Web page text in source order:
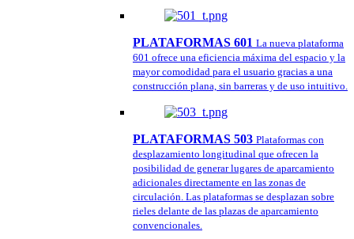
PLATAFORMAS 601 La nueva plataforma
601 ofrece una eficiencia máxima del espacio y la
mayor comodidad para el usuario gracias a una
construcción plana, sin barreras y de uso intuitivo.
PLATAFORMAS 503 Plataformas con
desplazamiento longitudinal que ofrecen la
posibilidad de generar lugares de aparcamiento
adicionales directamente en las zonas de
circulación. Las plataformas se desplazan sobre
rieles delante de las plazas de aparcamiento
convencionales.